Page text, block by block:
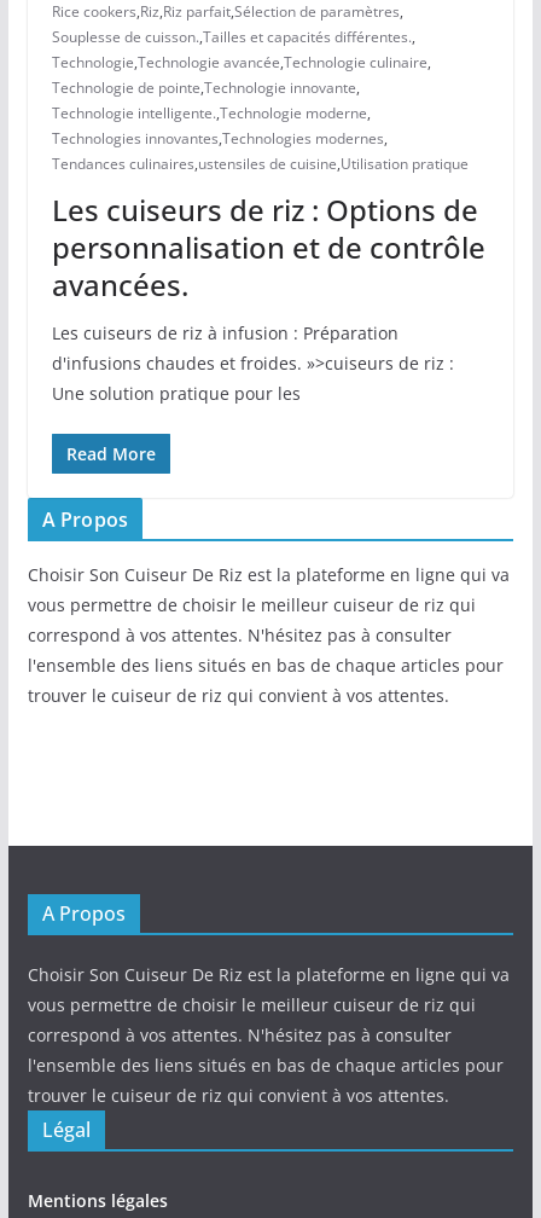
Rice cookers,Riz,Riz parfait,Sélection de paramètres,
Souplesse de cuisson.,Tailles et capacités différentes.,
Technologie,Technologie avancée,Technologie culinaire,
Technologie de pointe,Technologie innovante,
Technologie intelligente.,Technologie moderne,
Technologies innovantes,Technologies modernes,
Tendances culinaires,ustensiles de cuisine,Utilisation pratique
Les cuiseurs de riz : Options de
personnalisation et de contrôle
avancées.
Les cuiseurs de riz à infusion : Préparation
d'infusions chaudes et froides. »>cuiseurs de riz :
Une solution pratique pour les
Read More
A Propos
Choisir Son Cuiseur De Riz est la plateforme en ligne qui va
vous permettre de choisir le meilleur cuiseur de riz qui
correspond à vos attentes. N'hésitez pas à consulter
l'ensemble des liens situés en bas de chaque articles pour
trouver le cuiseur de riz qui convient à vos attentes.
A Propos
Choisir Son Cuiseur De Riz est la plateforme en ligne qui va
vous permettre de choisir le meilleur cuiseur de riz qui
correspond à vos attentes. N'hésitez pas à consulter
l'ensemble des liens situés en bas de chaque articles pour
trouver le cuiseur de riz qui convient à vos attentes.
Légal
Mentions légales